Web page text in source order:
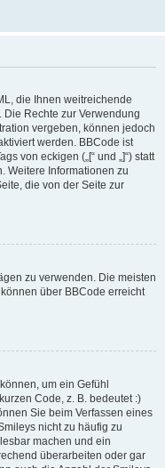
die Ihnen weitreichende
Die Rechte zur Verwendung
vergeben, können jedoch
werden. BBCode ist
von eckigen („[“ und „]“) statt
Weitere Informationen zu
die von der Seite zur
zu verwenden. Die meisten
über BBCode erreicht
um ein Gefühl
Code, z. B. bedeutet :)
Sie beim Verfassen eines
nicht zu häufig zu
machen und ein
überarbeiten oder gar